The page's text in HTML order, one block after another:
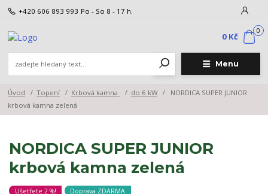
Menu
+420 606 893 993 Po - So 8 - 17 h.
0
0 Kč
Úvod Topení Krbová kamna do 6 kW
NORDICA SUPER JUNIOR
krbová kamna zelená
NORDICA SUPER JUNIOR
krbová kamna zelená
Ušetřete 2 %! Doprava ZDARMA